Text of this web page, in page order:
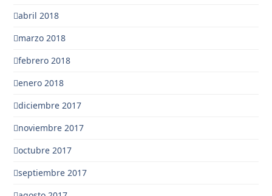
abril 2018
marzo 2018
febrero 2018
enero 2018
diciembre 2017
noviembre 2017
octubre 2017
septiembre 2017